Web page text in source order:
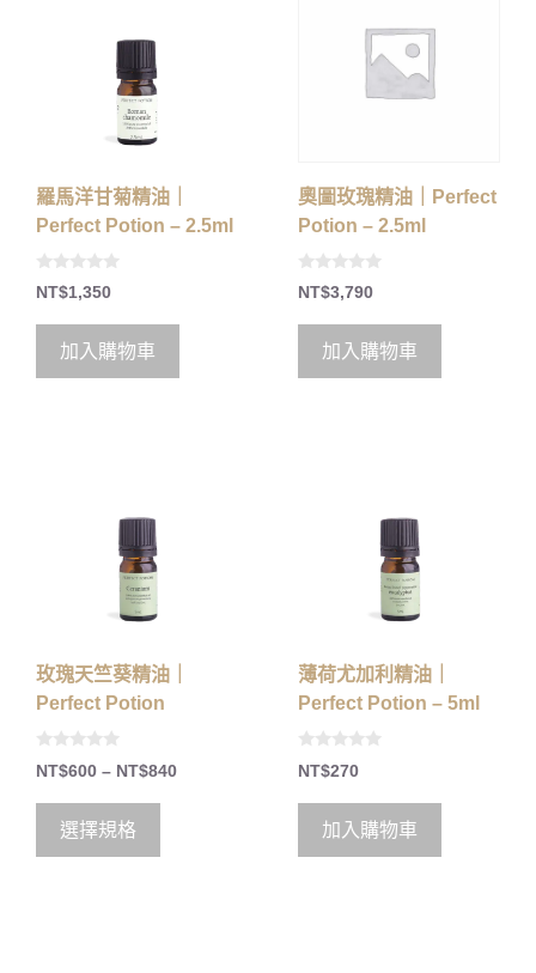
羅馬洋甘菊精油｜
Perfect Potion – 2.5ml
0
o
5
NT$1,350
加入購物車
奧圖玫瑰精油｜Perfect
Potion – 2.5ml
0
o
5
NT$3,790
加入購物車
玫瑰天竺葵精油｜
Perfect Potion
0
o
5
NT$600 – NT$840
選擇規格
薄荷尤加利精油｜
Perfect Potion – 5ml
0
o
5
NT$270
加入購物車